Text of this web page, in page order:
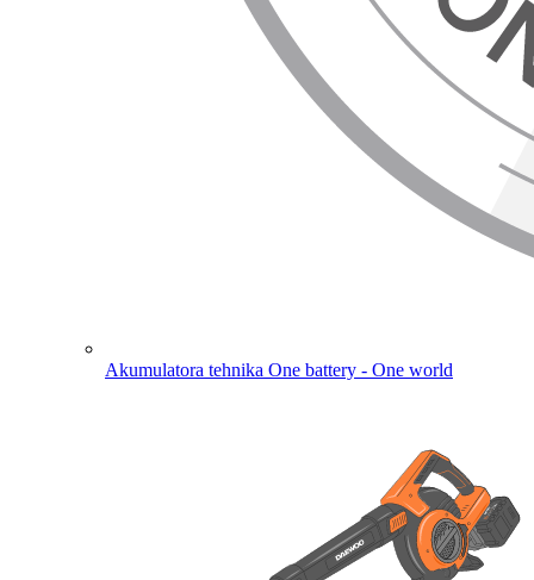
Akumulatora tehnika One battery - One world